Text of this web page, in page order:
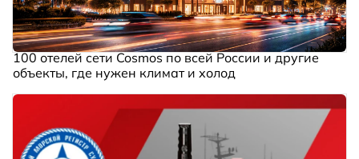
100 отелей сети Cosmos по всей России и другие
объекты, где нужен климат и холод